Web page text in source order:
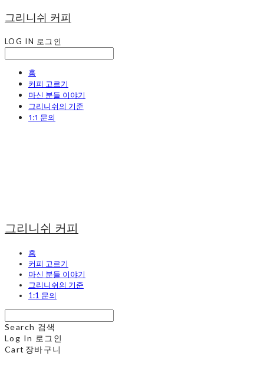
그리니쉬 커피
LOG IN 로그인
홈
커피 고르기
마신 분들 이야기
그리니쉬의 기준
1:1 문의
그리니쉬 커피
홈
커피 고르기
마신 분들 이야기
그리니쉬의 기준
1:1 문의
Search 검색
Log In 로그인
Cart 장바구니